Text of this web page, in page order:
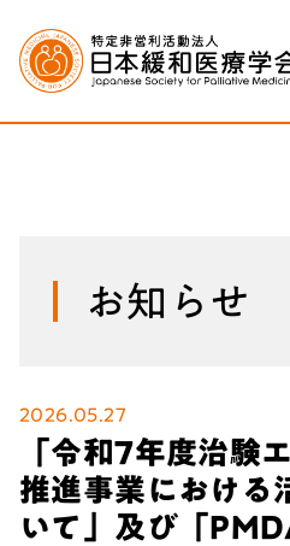
お知らせ
2026.05.27
「令和7年度治験
推進事業における
いて」及び「